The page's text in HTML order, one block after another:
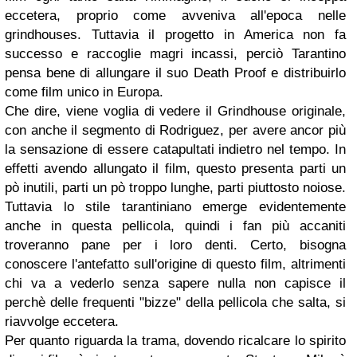
eccetera, proprio come avveniva all'epoca nelle
grindhouses. Tuttavia il progetto in America non fa
successo e raccoglie magri incassi, perciò Tarantino
pensa bene di allungare il suo Death Proof e distribuirlo
come film unico in Europa.
Che dire, viene voglia di vedere il Grindhouse originale,
con anche il segmento di Rodriguez, per avere ancor più
la sensazione di essere catapultati indietro nel tempo. In
effetti avendo allungato il film, questo presenta parti un
pò inutili, parti un pò troppo lunghe, parti piuttosto noiose.
Tuttavia lo stile tarantiniano emerge evidentemente
anche in questa pellicola, quindi i fan più accaniti
troveranno pane per i loro denti. Certo, bisogna
conoscere l'antefatto sull'origine di questo film, altrimenti
chi va a vederlo senza sapere nulla non capisce il
perchè delle frequenti "bizze" della pellicola che salta, si
riavvolge eccetera.
Per quanto riguarda la trama, dovendo ricalcare lo spirito